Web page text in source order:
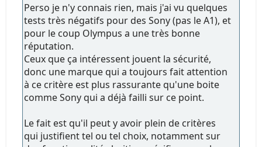
Perso je n'y connais rien, mais j'ai vu quelques
tests très négatifs pour des Sony (pas le A1), et
pour le coup Olympus a une très bonne
réputation.
Ceux que ça intéressent jouent la sécurité,
donc une marque qui a toujours fait attention
à ce critère est plus rassurante qu'une boite
comme Sony qui a déjà failli sur ce point.
Le fait est qu'il peut y avoir plein de critères
qui justifient tel ou tel choix, notamment sur